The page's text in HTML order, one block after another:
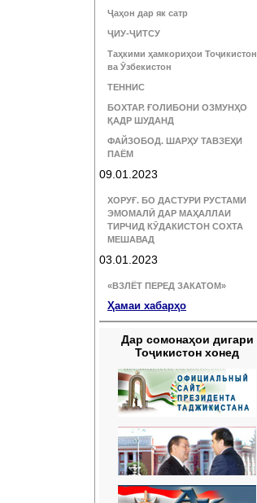
Ҷаҳон дар як сатр
ҶИУ-ҶИТСУ
Таҳкими ҳамкориҳои Тоҷикистон
ва Ӯзбекистон
ТЕННИС
БОХТАР. ҒОЛИБОНИ ОЗМУНҲО
ҚАДР ШУДАНД
ФАЙЗОБОД. ШАРҲУ ТАВЗЕҲИ
ПАЁМ
09.01.2023
ХОРУҒ. БО ДАСТУРИ РУСТАМИ
ЭМОМАЛӢ ДАР МАҲАЛЛАИ
ТИРЧИД КӮДАКИСТОН СОХТА
МЕШАВАД
03.01.2023
«ВЗЛЁТ ПЕРЕД ЗАКАТОМ»
Ҳамаи хабарҳо
Дар сомонаҳои дигари
Тоҷикистон хонед